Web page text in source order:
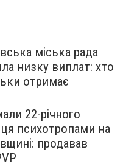
міська рада
низку виплат: хто
отримає
22-річного
психотропами на
продавав